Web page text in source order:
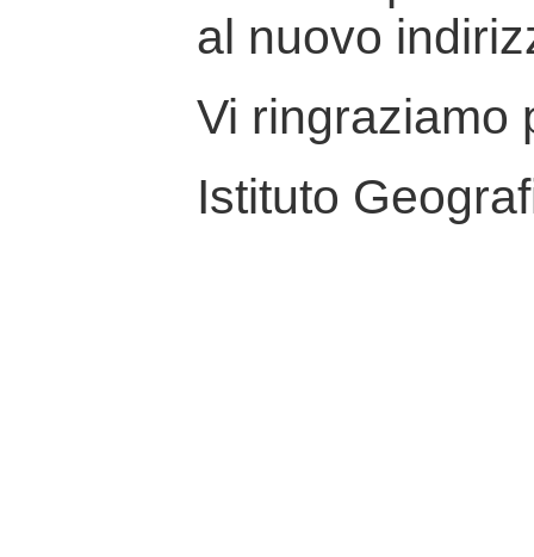
al nuovo
Vi ringraziamo
Istituto